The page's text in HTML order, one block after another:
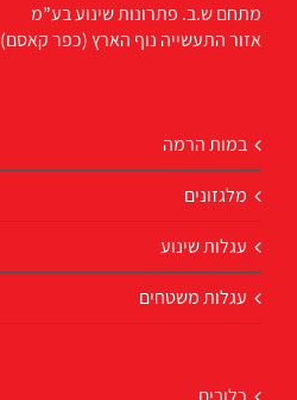
מתחם ש.ב. פתרונות שינוע בע”מ
אזור התעשייה נוף הארץ (כפר קאסם)
במות הרמה
מלגזונים
עגלות שינוע
עגלות משטחים